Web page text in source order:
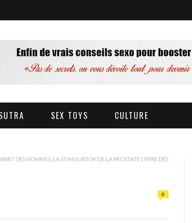
SEX TOYS CULTURE
DES HOMMES, LA STIMULATION DE LA PROSTATE OFFRE DES
0